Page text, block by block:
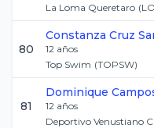
La Loma Queretaro (
80
Constanza Cruz
12 años
Top Swim (TOPSW)
81
Dominique
12 años
Deportivo Venustiano